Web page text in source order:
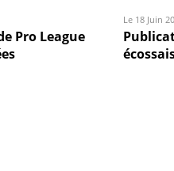
Pro League
Le 18 Juin